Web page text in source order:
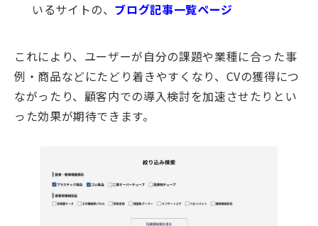
いるサイトの、 ブログ記事一覧ページ
これにより、ユーザーが自分の課題や業種に合った事
例・商品などにたどり着きやすくなり、CVの獲得につ
ながったり、顧客内での導入検討を加速させたりとい
った効果が期待できます。